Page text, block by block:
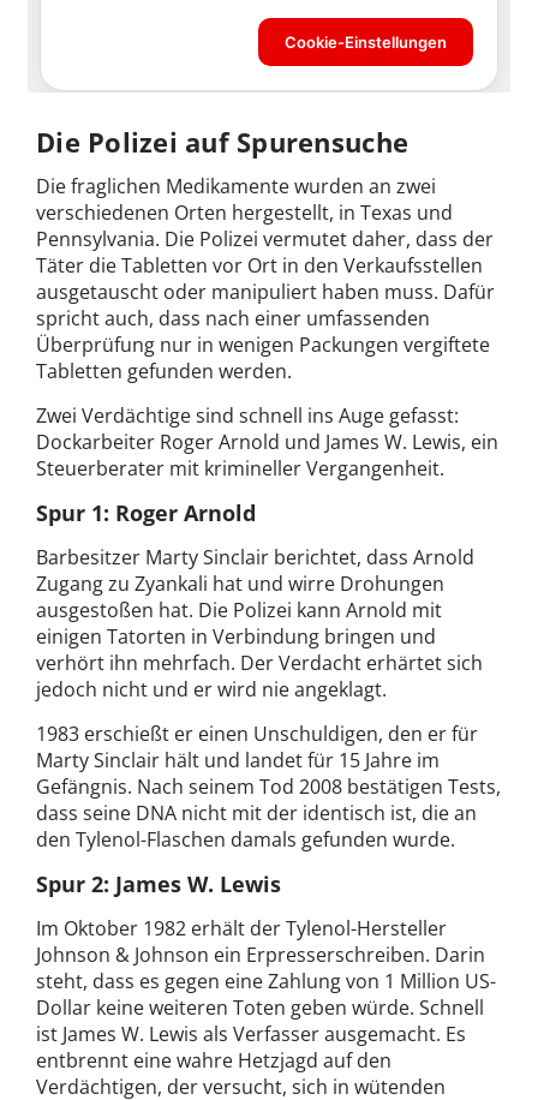
Die Polizei auf Spurensuche
Die fraglichen Medikamente wurden an zwei
verschiedenen Orten hergestellt, in Texas und
Pennsylvania. Die Polizei vermutet daher, dass der
Täter die Tabletten vor Ort in den Verkaufsstellen
ausgetauscht oder manipuliert haben muss. Dafür
spricht auch, dass nach einer umfassenden
Überprüfung nur in wenigen Packungen vergiftete
Tabletten gefunden werden.
Zwei Verdächtige sind schnell ins Auge gefasst:
Dockarbeiter Roger Arnold und James W. Lewis, ein
Steuerberater mit krimineller Vergangenheit.
Spur 1: Roger Arnold
Barbesitzer Marty Sinclair berichtet, dass Arnold
Zugang zu Zyankali hat und wirre Drohungen
ausgestoßen hat. Die Polizei kann Arnold mit
einigen Tatorten in Verbindung bringen und
verhört ihn mehrfach. Der Verdacht erhärtet sich
jedoch nicht und er wird nie angeklagt.
1983 erschießt er einen Unschuldigen, den er für
Marty Sinclair hält und landet für 15 Jahre im
Gefängnis. Nach seinem Tod 2008 bestätigen Tests,
dass seine DNA nicht mit der identisch ist, die an
den Tylenol-Flaschen damals gefunden wurde.
Spur 2: James W. Lewis
Im Oktober 1982 erhält der Tylenol-Hersteller
Johnson & Johnson ein Erpresserschreiben. Darin
steht, dass es gegen eine Zahlung von 1 Million US-
Dollar keine weiteren Toten geben würde. Schnell
ist James W. Lewis als Verfasser ausgemacht. Es
entbrennt eine wahre Hetzjagd auf den
Verdächtigen, der versucht, sich in wütenden